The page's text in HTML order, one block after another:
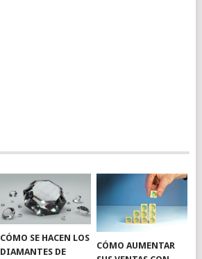
CÓMO SE HACEN LOS
DIAMANTES DE
CÓMO AUMENTAR